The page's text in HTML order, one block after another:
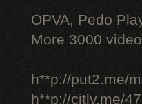
OPVA, Pedo
More 3000
h**p://put2.me/
h**p://citly.me/